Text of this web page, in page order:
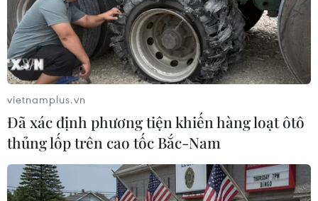
TIN LIÊN QUAN
vietnamplus.vn
Đã xác định phương tiện khiến hàng loạt ôtô
thủng lốp trên cao tốc Bắc-Nam